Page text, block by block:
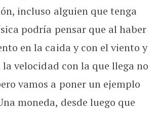
incluso alguien que tenga
podría pensar que al haber
en la caida y con el viento y
velocidad con la que llega no
vamos a poner un ejemplo
moneda, desde luego que